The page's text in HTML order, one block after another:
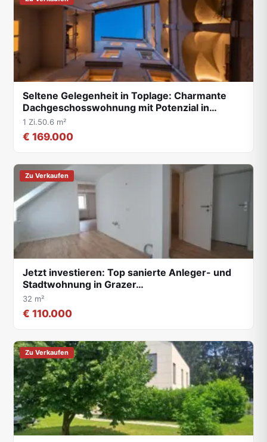
Seltene Gelegenheit in Toplage: Charmante
Dachgeschosswohnung mit Potenzial in…
1 Zi.50.6 m²
€ 169.000
Zu Verkaufen
Jetzt investieren: Top sanierte Anleger- und
Stadtwohnung in Grazer…
32 m²
€ 110.000
Zu Verkaufen